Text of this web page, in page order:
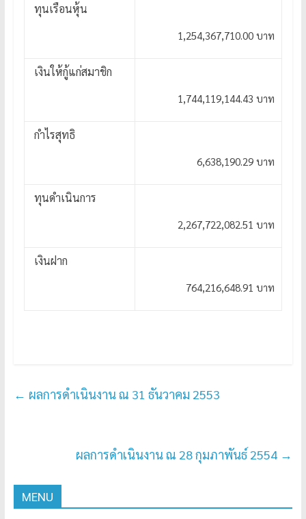
ทุนเรือนหุ้น
1,254,367,710.00 บาท
เงินให้กู้แก่สมาชิก
1,744,119,144.43 บาท
กำไรสุทธิ
6,638,190.29 บาท
ทุนดำเนินการ
2,267,722,082.51 บาท
เงินฝาก
764,216,648.91 บาท
← ผลการดำเนินงาน ณ 31 ธันวาคม 2553
ผลการดำเนินงาน ณ 28 กุมภาพันธ์ 2554 →
MENU